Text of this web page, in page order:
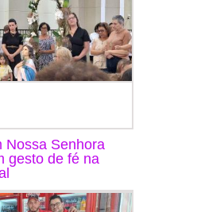
Nossa Senhora
gesto de fé na